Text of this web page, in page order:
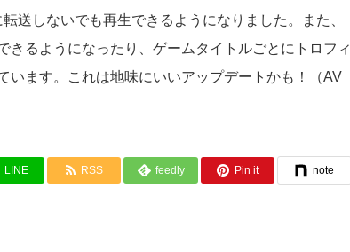
送しないでも再生できるようになりました。また、
きるようになったり、ゲームタイトルごとにトロフィ
います。これは地味にいいアップデートかも！（AV
LINE RSS feedly Pin it note